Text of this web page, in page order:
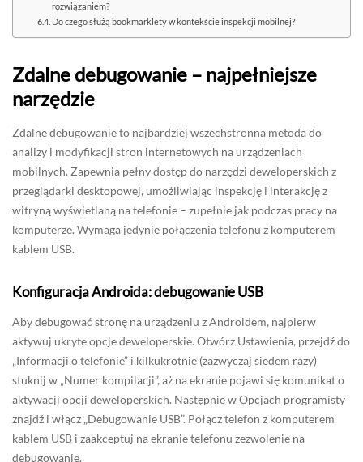
rozwiązaniem?
Do czego służą bookmarklety w kontekście inspekcji mobilnej?
Zdalne debugowanie – najpełniejsze
narzędzie
Zdalne debugowanie to najbardziej wszechstronna metoda do
analizy i modyfikacji stron internetowych na urządzeniach
mobilnych. Zapewnia pełny dostęp do narzędzi deweloperskich z
przeglądarki desktopowej, umożliwiając inspekcję i interakcję z
witryną wyświetlaną na telefonie – zupełnie jak podczas pracy na
komputerze. Wymaga jedynie połączenia telefonu z komputerem
kablem USB.
Konfiguracja Androida: debugowanie USB
Aby debugować stronę na urządzeniu z Androidem, najpierw
aktywuj ukryte opcje deweloperskie. Otwórz Ustawienia, przejdź do
„Informacji o telefonie” i kilkukrotnie (zazwyczaj siedem razy)
stuknij w „Numer kompilacji”, aż na ekranie pojawi się komunikat o
aktywacji opcji deweloperskich. Następnie w Opcjach programisty
znajdź i włącz „Debugowanie USB”. Połącz telefon z komputerem
kablem USB i zaakceptuj na ekranie telefonu zezwolenie na
debugowanie.